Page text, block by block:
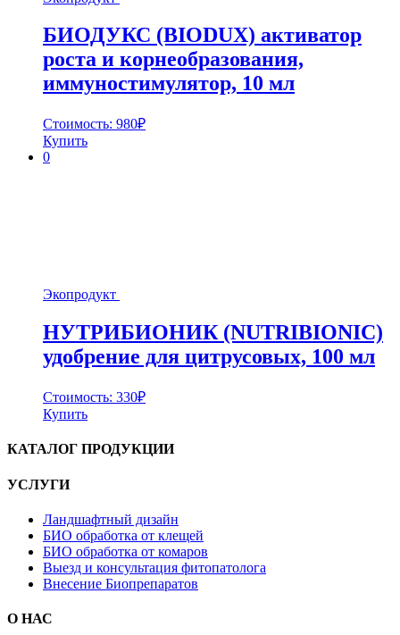
БИОДУКС (BIODUX) активатор
роста и корнеобразования,
иммуностимулятор, 10 мл
Стоимость: 980₽
Купить
0
Экопродукт
НУТРИБИОНИК (NUTRIBIONIC)
удобрение для цитрусовых, 100 мл
Стоимость: 330₽
Купить
КАТАЛОГ ПРОДУКЦИИ
УСЛУГИ
Ландшафтный дизайн
БИО обработка от клещей
БИО обработка от комаров
Выезд и консультация фитопатолога
Внесение Биопрепаратов
О НАС